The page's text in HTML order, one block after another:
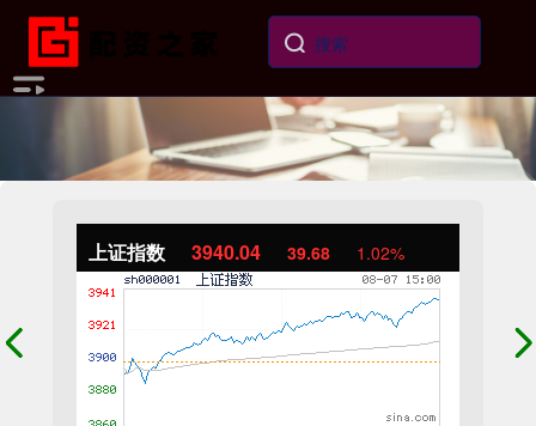
上证指数 3940.04 39.68 1.02%